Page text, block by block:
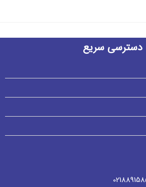
دسترسی سریع